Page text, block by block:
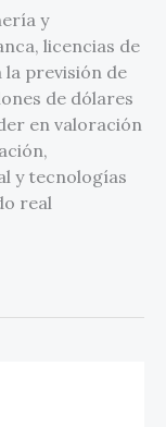
y
licencias de
previsión de
de dólares
en valoración
y tecnologías
real